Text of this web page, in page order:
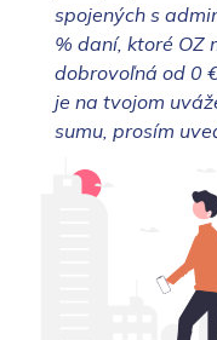
spojených s
% daní, ktoré OZ
dobrovoľná od 0
je na tvojom
sumu, prosím